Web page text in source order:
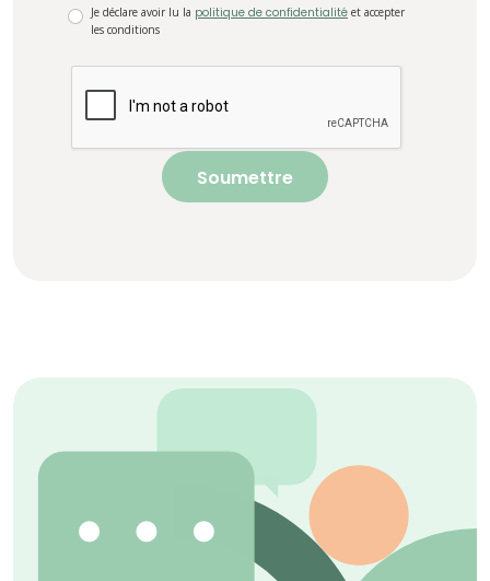
Je déclare avoir lu la politique de confidentialité et accepter
les conditions
Soumettre